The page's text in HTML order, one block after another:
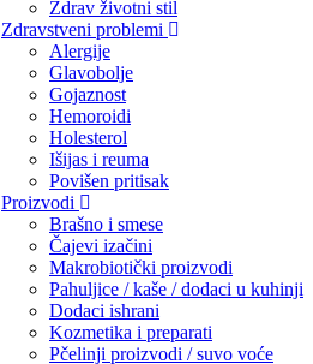
Zdrav životni stil
Zdravstveni problemi
Alergije
Glavobolje
Gojaznost
Hemoroidi
Holesterol
Išijas i reuma
Povišen pritisak
Proizvodi
Brašno i smese
Čajevi izačini
Makrobiotički proizvodi
Pahuljice / kaše / dodaci u kuhinji
Dodaci ishrani
Kozmetika i preparati
Pčelinji proizvodi / suvo voće